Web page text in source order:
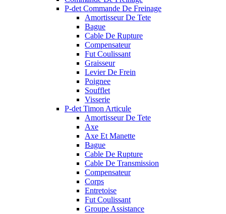
P-det Commande De Freinage
Amortisseur De Tete
Bague
Cable De Rupture
Compensateur
Fut Coulissant
Graisseur
Levier De Frein
Poignee
Soufflet
Visserie
P-det Timon Articule
Amortisseur De Tete
Axe
Axe Et Manette
Bague
Cable De Rupture
Cable De Transmission
Compensateur
Corps
Entretoise
Fut Coulissant
Groupe Assistance